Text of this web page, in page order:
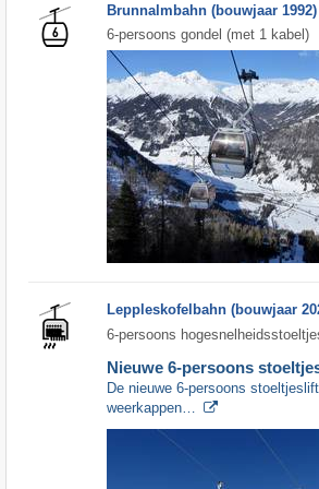
Brunnalmbahn (bouwjaar 1992)
6-persoons gondel (met 1 kabel)
Leppleskofelbahn (bouwjaar
6-persoons
Nieuwe 6-persoons
De nieuwe 6-persoons
weerkappen…